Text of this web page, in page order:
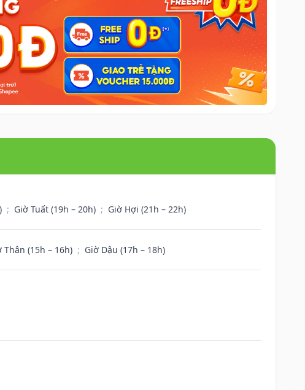
; Giờ Tuất (19h – 20h) ; Giờ Hợi (21h – 22h)
Thân (15h – 16h) ; Giờ Dậu (17h – 18h)